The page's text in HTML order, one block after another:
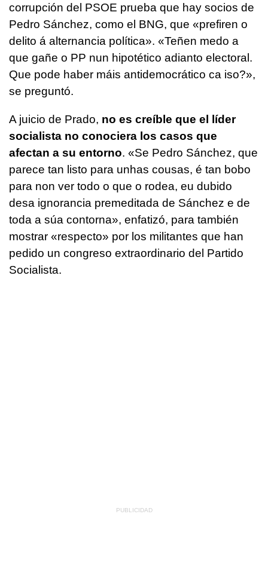
corrupción del PSOE prueba que hay socios de
Pedro Sánchez, como el BNG, que «prefiren o
delito á alternancia política». «Teñen medo a
que gañe o PP nun hipotético adianto electoral.
Que pode haber máis antidemocrático ca iso?»,
se preguntó.
A juicio de Prado, no es creíble que el líder
socialista no conociera los casos que
afectan a su entorno. «Se Pedro Sánchez, que
parece tan listo para unhas cousas, é tan bobo
para non ver todo o que o rodea, eu dubido
desa ignorancia premeditada de Sánchez e de
toda a súa contorna», enfatizó, para también
mostrar «respecto» por los militantes que han
pedido un congreso extraordinario del Partido
Socialista.